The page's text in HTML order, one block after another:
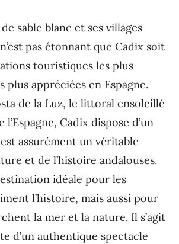
sable blanc et ses villages
pas étonnant que Cadix soit
touristiques les plus
plus appréciées en Espagne.
de la Luz, le littoral ensoleillé
Cadix dispose d’un
assurément un véritable
et de l’histoire andalouses.
idéale pour les
l’histoire, mais aussi pour
la mer et la nature. Il s’agit
d’un authentique spectacle